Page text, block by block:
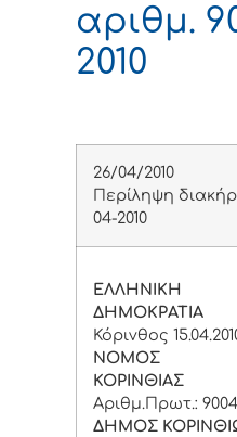
αριθμ.
2010
26/04/2010
Περίληψη
04-2010
ΕΛΛΗΝΙΚΗ
ΔΗΜΟΚΡΑΤΙΑ
Κόρινθος
ΝΟΜΟΣ
ΚΟΡΙΝΘΙΑΣ
Αριθμ.Πρωτ.: 9004
ΔΗΜΟΣ